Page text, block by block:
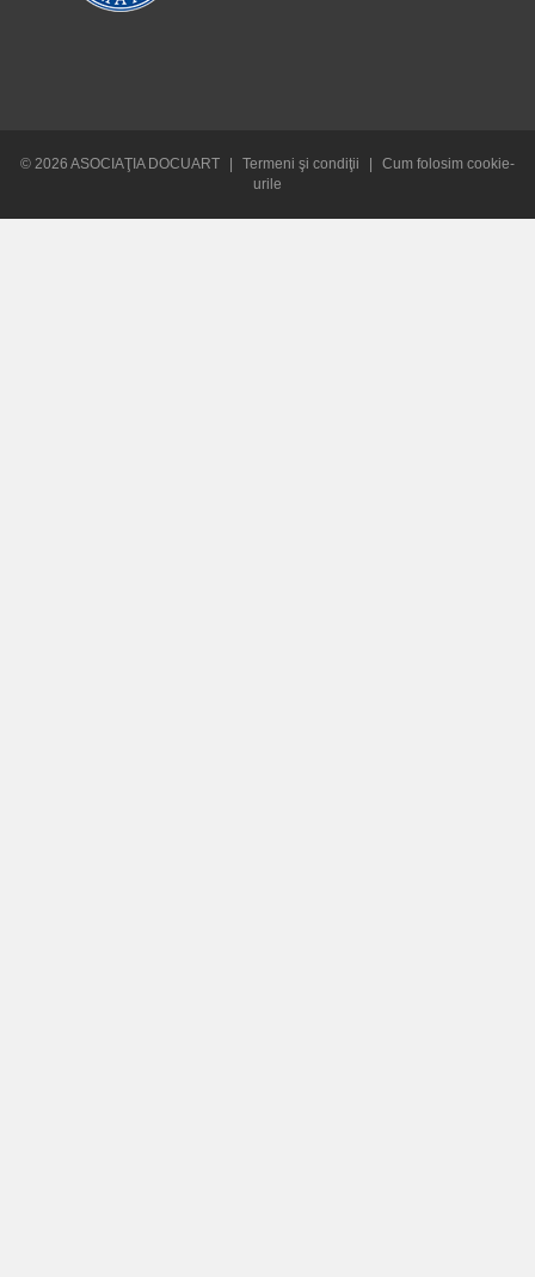
© 2026 ASOCIAŢIA DOCUART Termeni şi condiţii
Cum folosim cookie-
urile